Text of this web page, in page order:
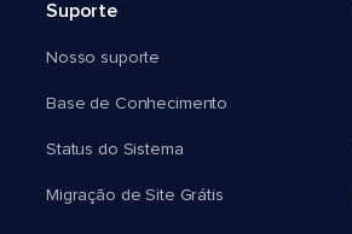
Suporte
Nosso suporte
Base de Conhecimento
Status do Sistema
Migração de Site Grátis